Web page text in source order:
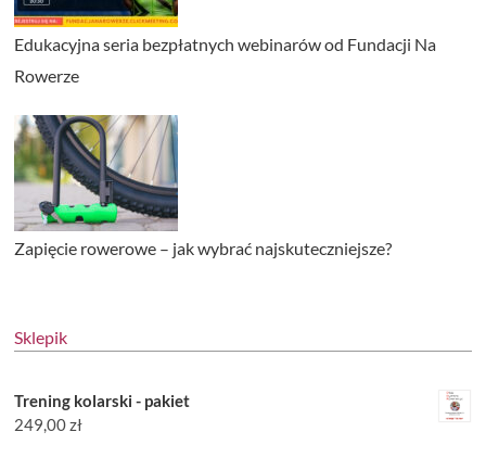
Edukacyjna seria bezpłatnych webinarów od Fundacji Na
Rowerze
Zapięcie rowerowe – jak wybrać najskuteczniejsze?
Sklepik
Trening kolarski - pakiet
249,00zł